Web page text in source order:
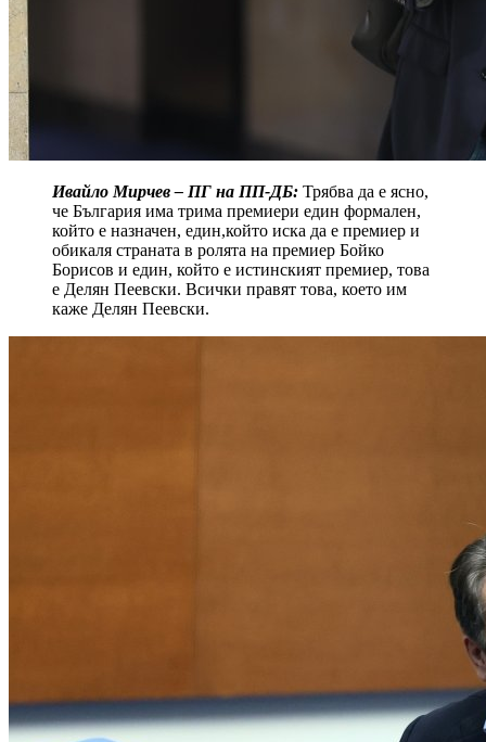
Ивайло Мирчев – ПГ на ПП-ДБ: Трябва да е ясно,
че България има трима премиери един формален,
който е назначен, един,който иска да е премиер и
обикаля страната в ролята на премиер Бойко
Борисов и един, който е истинският премиер, това
е Делян Пеевски. Всички правят това, което им
каже Делян Пеевски.